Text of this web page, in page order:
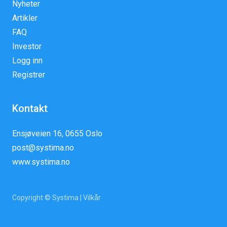
Nyheter
Artikler
FAQ
Investor
Logg inn
Registrer
Kontakt
Ensjøveien 16, 0655 Oslo
post@systima.no
www.systima.no
Copyright © Systima | Vilkår